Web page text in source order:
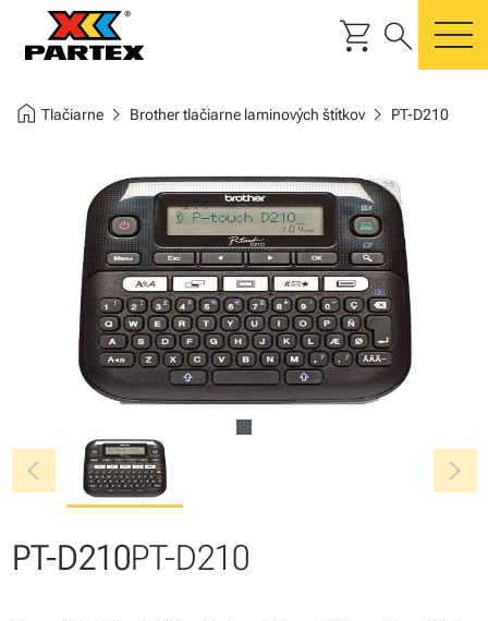
shopping_cart search
home Tlačiarnechevron_right Brother tlačiarne laminových štítkovchevron_right PT-D210
chevron_left chevron_right
PT-D210PT-D210